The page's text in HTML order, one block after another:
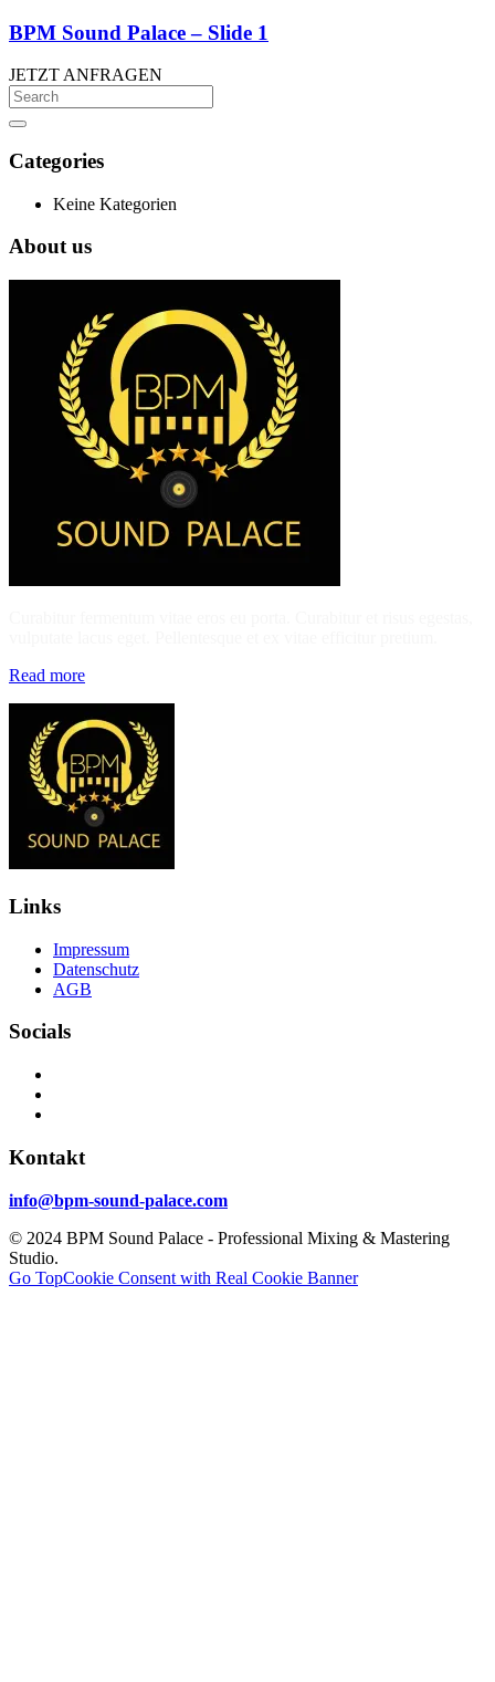
BPM Sound Palace – Slide 1
JETZT ANFRAGEN
Categories
Keine Kategorien
About us
Read more
Links
Impressum
Datenschutz
AGB
Socials
Kontakt
info@bpm-sound-palace.com
© 2024 BPM Sound Palace - Professional Mixing & Mastering
Studio.
Go TopCookie Consent with Real Cookie Banner